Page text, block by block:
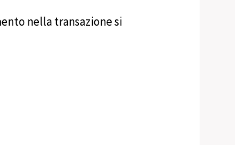
nella transazione si